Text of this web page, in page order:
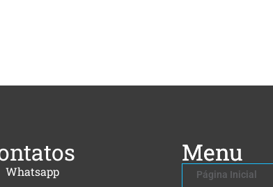
Whatsapp
Menu
Página Inicial